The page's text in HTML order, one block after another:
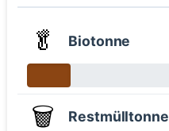
🥬 Biotonne
🗑️ Restmülltonne